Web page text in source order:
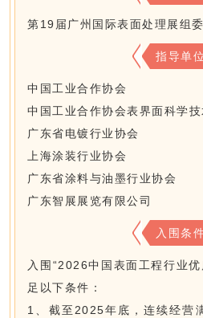
第19届广州国际表面处理展组
指导单位
中国工业合作协会
中国工业合作协会表界面科学
广东省电镀行业协会
上海涂装行业协会
广东省涂料与油墨行业协会
广东智展展览有限公司
入围条
入围“2026中国表面工程行业
足以下条件：
1、截至2025年底，连续经营